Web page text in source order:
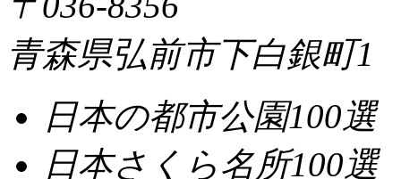
青森県弘前市下白銀町1
日本の都市公園100選
日本さくら名所100選